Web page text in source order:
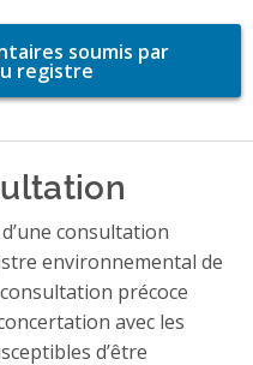
soumis par
registre
consultation
environnemental de
précoce
avec les
d’être